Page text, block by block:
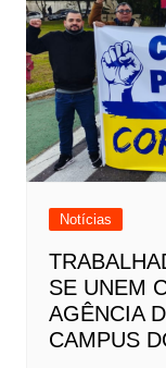
Notícias
SE UNEM
AGÊNCIA
CAMPUS